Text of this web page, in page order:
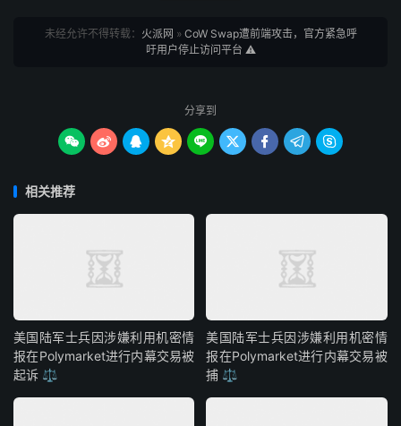
未经允许不得转载： 火派网 » CoW Swap遭前端攻击，官方紧急呼
吁用户停止访问平台 ⚠️
分享到
        
相关推荐
美国陆军士兵因涉嫌利用机密情
报在Polymarket进行内幕交易被
起诉 ⚖️
美国陆军士兵因涉嫌利用机密情
报在Polymarket进行内幕交易被
捕 ⚖️